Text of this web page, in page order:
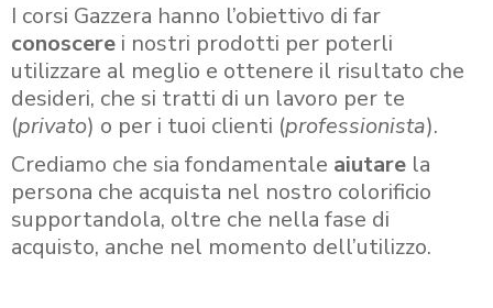
I corsi Gazzera hanno l’obiettivo di far
conoscere i nostri prodotti per poterli
utilizzare al meglio e ottenere il risultato che
desideri, che si tratti di un lavoro per te
(privato) o per i tuoi clienti (professionista).
Crediamo che sia fondamentale aiutare la
persona che acquista nel nostro colorificio
supportandola, oltre che nella fase di
acquisto, anche nel momento dell’utilizzo.